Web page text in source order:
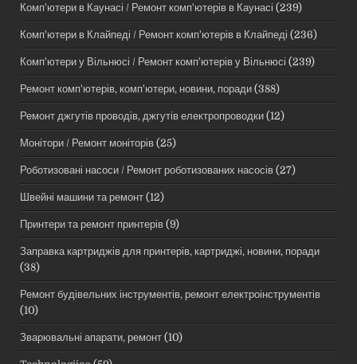
Комп'ютери в Каунасі / Ремонт комп'ютерів в Каунасі (239)
Комп'ютери в Клайпеді / Ремонт комп'ютерів в Клайпеді (236)
Комп'ютери у Вільнюсі / Ремонт комп'ютерів у Вільнюсі (239)
Ремонт комп'ютерів, комп'ютери, новини, поради (388)
Ремонт джгутів проводів, джгутів електропроводки (12)
Монітори / Ремонт моніторів (25)
Роботизовані насоси / Ремонт роботизованих насосів (27)
Швейні машини та ремонт (12)
Принтери та ремонт принтерів (9)
Заправка картриджів для принтерів, картриджі, новини, поради
(38)
Ремонт будівельних інструментів, ремонт електроінструментів
(10)
Зварювальні апарати, ремонт (10)